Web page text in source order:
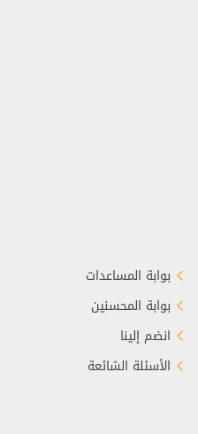
بوابة المساعدات
بوابة المحسنين
انضم إلينا
الأسئلة الشائعة